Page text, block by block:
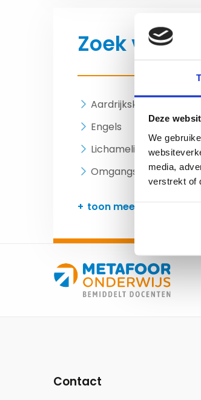
Deze
We
media,
verstrekt of
Zoek
Aardrijkskunde
Engels
Lichamelijke opvoeding
Omgangskunde
toon meer
Contact